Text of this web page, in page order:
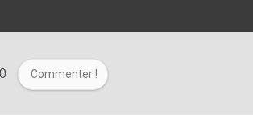
0 Commenter !